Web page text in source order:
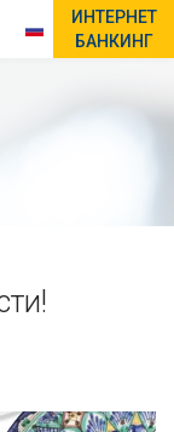
ИНТЕРНЕТ
БАНКИНГ